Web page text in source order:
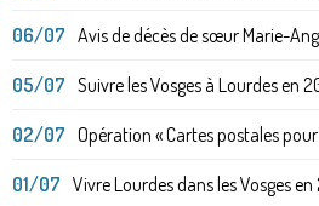
06/07 Avis de décès de sœur Marie-
05/07 Suivre les Vosges à Lourdes en
02/07 Opération « Cartes postales
01/07 Vivre Lourdes dans les Vosges